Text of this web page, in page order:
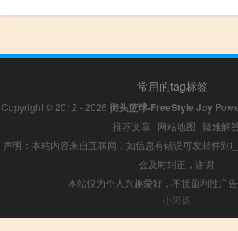
常用的tag标签
Copyright © 2012 - 2026 街头篮球-FreeStyle Joy
推荐文章 | 网站地图 | 疑难解
声明：本站内容来自互联网，如信息有错误可发邮件到
会及时纠正，谢谢
本站仅为个人兴趣爱好，不接盈利性广
小男孩